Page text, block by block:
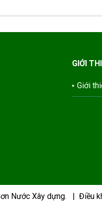
GIỚI
Giới
Nước Xây dựng. | Điều